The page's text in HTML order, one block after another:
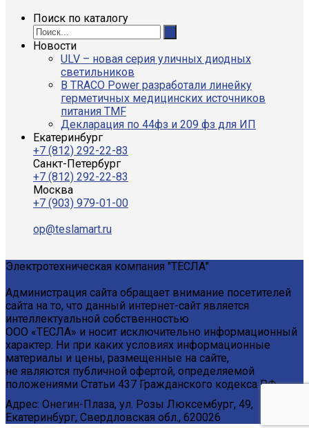
Поиск по каталогу
Новости
ULV – новая серия уличных диодных
светильников
В TRACO Power разработали линейку
герметичных медицинских источников
питания TMF
Декларация по 44фз и 209 фз для ИП
Екатеринбург
+7 (812) 292-22-83
Санкт-Петербург
+7 (812) 292-22-83
Москва
+7 (903) 979-01-00
op@teslamart.ru
Электротехническая компания "ТЕСЛА"
Администрация сайта обращает внимание посетителей
сайта на то, что данный интернет-сайт является
интеллектуальной собственностью
ООО «ТЕСЛА» и носит исключительно информационный
характер. Ни при каких условиях информационные
материалы и цены, размещенные на сайте,
не являются публичной офертой, определяемой
положениями Статьи 437 Гражданского кодекса РФ.
Адрес: Онегин-Плаза, ул. Розы Люксембург, 49,
Екатеринбург, Свердловская обл., 620026